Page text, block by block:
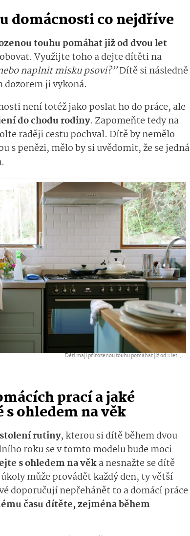
domácnosti co nejdříve
touhu pomáhat již od dvou let
Využijte toho a dejte dítěti na
naplnit misku psovi?”Dítě si následně
dozorem ji vykoná.
není totéž jako poslat ho do práce, ale
do chodu rodiny. Zapomeňte tedy na
raději cestu pochval. Dítě by nemělo
s penězi, mělo by si uvědomit, že se jedná
Děti mají přirozenou touhu pomáhat již od 2 let ,...
prací a jaké
ohledem na věk
rutiny, kterou si dítě během dvou
roku se v tomto modelu bude moci
s ohledem na věka nesnažte se dítě
může provádět každý den, ty větší
doporučují nepřehánět to a domácí práce
času dítěte, zejména během